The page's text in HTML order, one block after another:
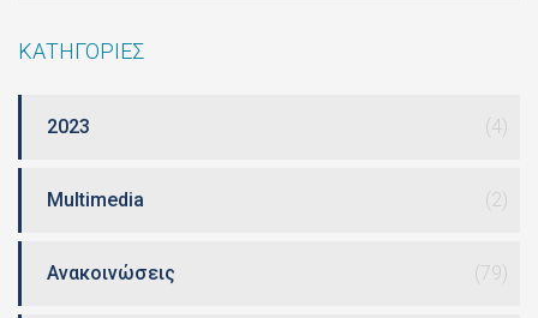
ΚΑΤΗΓΟΡΙΕΣ
2023 (4)
Multimedia (2)
Ανακοινώσεις (79)